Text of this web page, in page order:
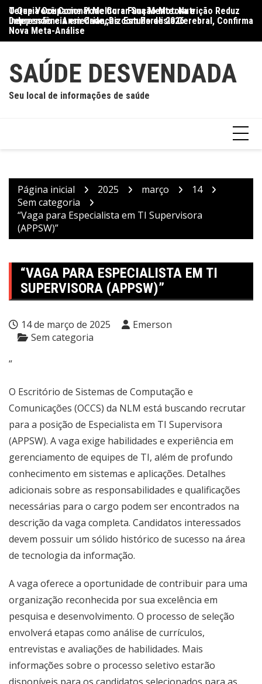
para
conteúdo
O Que Você Come Pode Curar Sua Mente: Nutrição Reduz
Depressão e Ansiedade, Diz Estudo de 2026
Terapia Ocupacional Melhora Função Motora e
Independência em Crianças com Paralisia Cerebral, Confirma
Nova Meta-Análise
SAÚDE DESVENDADA
Seu local de informações de saúde
Página inicial 2025 março
14
Sem categoria
“Vaga para Especialista em TI Supervisora
(APPSW)”
“VAGA PARA ESPECIALISTA EM TI
SUPERVISORA (APPSW)”
14 de março de 2025
Emerson
Sem categoria
“
O Escritório de Sistemas de Computação e
Comunicações (OCCS) da NLM está buscando recrutar
para a posição de Especialista em TI Supervisora
(APPSW). A vaga exige habilidades e experiência em
gerenciamento de equipes de TI, além de profundo
conhecimento em sistemas e aplicações. Detalhes
adicionais sobre as responsabilidades e qualificações
necessárias para o cargo podem ser encontrados na
descrição da vaga completa. Candidatos interessados
devem possuir um sólido histórico de sucesso na área
de tecnologia da informação.
A vaga oferece a oportunidade de contribuir para uma
organização reconhecida por sua excelência em
pesquisa e desenvolvimento. O processo de seleção
envolverá etapas como análise de currículos,
entrevistas e avaliações de habilidades. Mais
informações sobre o processo seletivo estarão